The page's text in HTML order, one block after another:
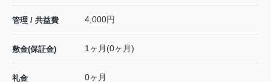
管理 / 共益費 4,000円
敷金(保証金) 1ヶ月(0ヶ月)
礼金 0ヶ月